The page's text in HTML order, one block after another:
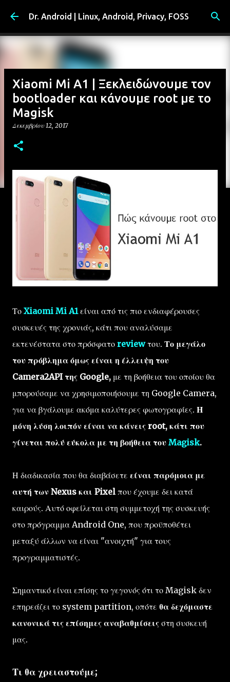
Μετάβαση στο κύριο περιεχόμενο
Dr. Android | Linux, Android, Privacy, FOSS
Xiaomi Mi A1 | Ξεκλειδώνουμε τον
bootloader και κάνουμε root με το
Magisk
Δεκεμβρίου 12, 2017
Το Xiaomi Mi A1είναι από τις πιο ενδιαφέρουσες
συσκευές της χρονιάς, κάτι που αναλύσαμε
εκτενέστατα στο πρόσφατο reviewτου. Το μεγάλο
του πρόβλημα όμως είναι η έλλειψη του
Camera2API της Google, με τη βοήθεια του οποίου θα
μπορούσαμε να χρησιμοποιήσουμε τη Google Camera,
για να βγάλουμε ακόμα καλύτερες φωτογραφίες. Η
μόνη λύση λοιπόν είναι να κάνεις root, κάτι που
γίνεται πολύ εύκολα με τη βοήθεια του Magisk.
Η διαδικασία που θα διαβάσετε είναι παρόμοια με
αυτή των Nexus και Pixel που έχουμε δει κατά
καιρούς. Αυτό οφείλεται στη συμμετοχή της συσκευής
στο πρόγραμμα Android One, που προϋποθέτει
μεταξύ άλλων να είναι "ανοιχτή" για τους
προγραμματιστές.
Σημαντικό είναι επίσης το γεγονός ότι το Magisk δεν
επηρεάζει το system partition, οπότε θα δεχόμαστε
κανονικά τις επίσημες αναβαθμίσεις στη συσκευή
μας.
Τι θα χρειαστούμε;